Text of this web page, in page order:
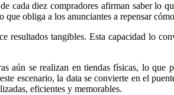
cada diez compradores afirman saber lo
obliga a los anunciantes a repensar
resultados tangibles. Esta capacidad lo
se realizan en tiendas físicas, lo que
escenario, la data se convierte en el
eficientes y memorables.